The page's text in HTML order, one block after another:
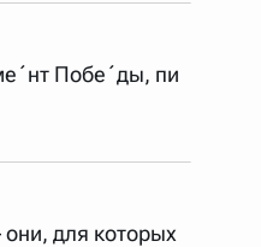
Побе´ды, пи
для которых